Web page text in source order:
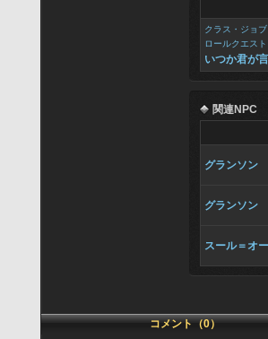
クラス・ジョブ
ロールクエス
いつか君が
関連NPC
グランソン
グランソン
スール＝オ
コメント（0）